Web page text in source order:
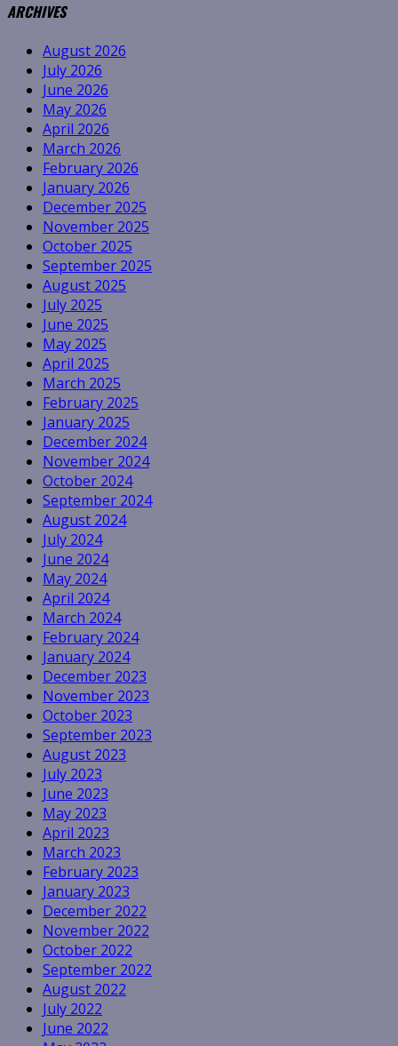
ARCHIVES
August 2026
July 2026
June 2026
May 2026
April 2026
March 2026
February 2026
January 2026
December 2025
November 2025
October 2025
September 2025
August 2025
July 2025
June 2025
May 2025
April 2025
March 2025
February 2025
January 2025
December 2024
November 2024
October 2024
September 2024
August 2024
July 2024
June 2024
May 2024
April 2024
March 2024
February 2024
January 2024
December 2023
November 2023
October 2023
September 2023
August 2023
July 2023
June 2023
May 2023
April 2023
March 2023
February 2023
January 2023
December 2022
November 2022
October 2022
September 2022
August 2022
July 2022
June 2022